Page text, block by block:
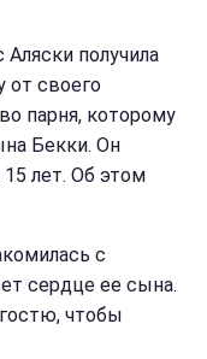
получила
от своего
парня, которому
Бекки. Он
15 лет. Об этом
с
сердце ее сына.
чтобы